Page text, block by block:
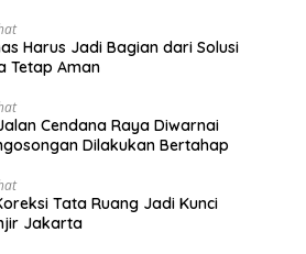
Harus Jadi Bagian dari Solusi
Tetap Aman
Cendana Raya Diwarnai
Dilakukan Bertahap
Tata Ruang Jadi Kunci
Jakarta